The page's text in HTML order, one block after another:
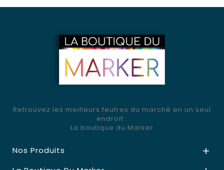
Retrouvez les meilleurs feutres du marché en un seul
endroit :
La boutique du Marker
Nos Produits 